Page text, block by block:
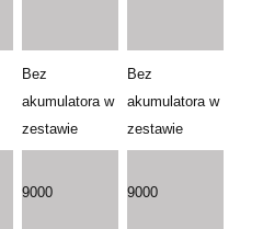
Bez
akumulatora w
zestawie
Bez
akumulatora w
zestawie
9000 9000